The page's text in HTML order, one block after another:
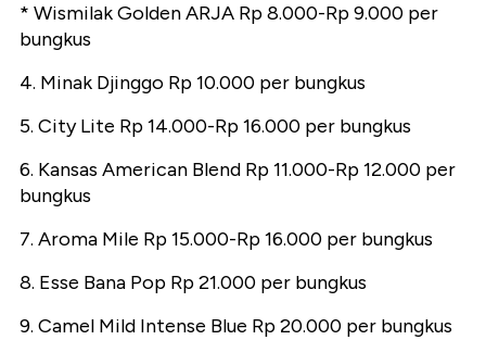
* Wismilak Golden ARJA Rp 8.000-Rp 9.000 per
bungkus
4. Minak Djinggo Rp 10.000 per bungkus
5. City Lite Rp 14.000-Rp 16.000 per bungkus
6. Kansas American Blend Rp 11.000-Rp 12.000 per
bungkus
7. Aroma Mile Rp 15.000-Rp 16.000 per bungkus
8. Esse Bana Pop Rp 21.000 per bungkus
9. Camel Mild Intense Blue Rp 20.000 per bungkus